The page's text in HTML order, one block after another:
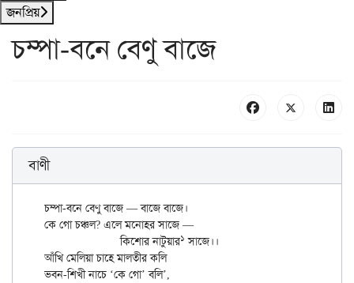
জনপ্রিয়
চম্পা-বনে বেণু বাজে
বাণী
চম্পা-বনে বেণু বাজে — বাজে বাজে।
কে গো চঞ্চল? এলে মনোহর সাজে —
		কিশোর নাটুয়ার
১ সাজে।।
আঁখি মেলিয়া চাহে মালতীর কলি
ভবন-শিখী নাচে ‘কে গো’ বলি’,